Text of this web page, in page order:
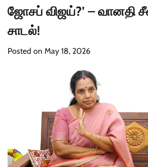
ஜோசப் விஜய்?’ – வானதி
சாடல்!
Posted on May 18, 2026